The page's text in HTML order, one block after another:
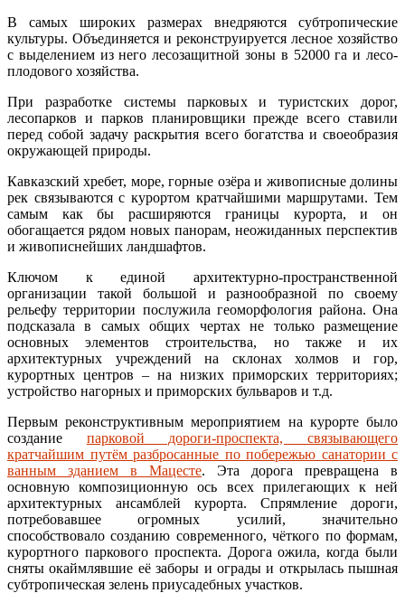
В самых широких размерах внедряются субтропические
культуры. Объединяется и реконструируется лесное хозяйство
с выделением из него лесозащитной зоны в 52000 га и лесо-
плодового хозяйства.
При разработке системы парковых и туристских дорог,
лесопарков и парков планировщики прежде всего ставили
перед собой задачу раскрытия всего богатства и своеобразия
окружающей природы.
Кавказский хребет, море, горные озёра и живописные долины
рек связываются с курортом кратчайшими маршрутами. Тем
самым как бы расширяются границы курорта, и он
обогащается рядом новых панорам, неожиданных перспектив
и живописнейших ландшафтов.
Ключом к единой архитектурно-пространственной
организации такой большой и разнообразной по своему
рельефу территории послужила геоморфология района. Она
подсказала в самых общих чертах не только размещение
основных элементов строительства, но также и их
архитектурных учреждений на склонах холмов и гор,
курортных центров – на низких приморских территориях;
устройство нагорных и приморских бульваров и т.д.
Первым реконструктивным мероприятием на курорте было
создание парковой дороги-проспекта, связывающего
кратчайшим путём разбросанные по побережью санатории с
ванным зданием в Мацесте. Эта дорога превращена в
основную композиционную ось всех прилегающих к ней
архитектурных ансамблей курорта. Спрямление дороги,
потребовавшее огромных усилий, значительно
способствовало созданию современного, чёткого по формам,
курортного паркового проспекта. Дорога ожила, когда были
сняты окаймлявшие её заборы и ограды и открылась пышная
субтропическая зелень приусадебных участков.